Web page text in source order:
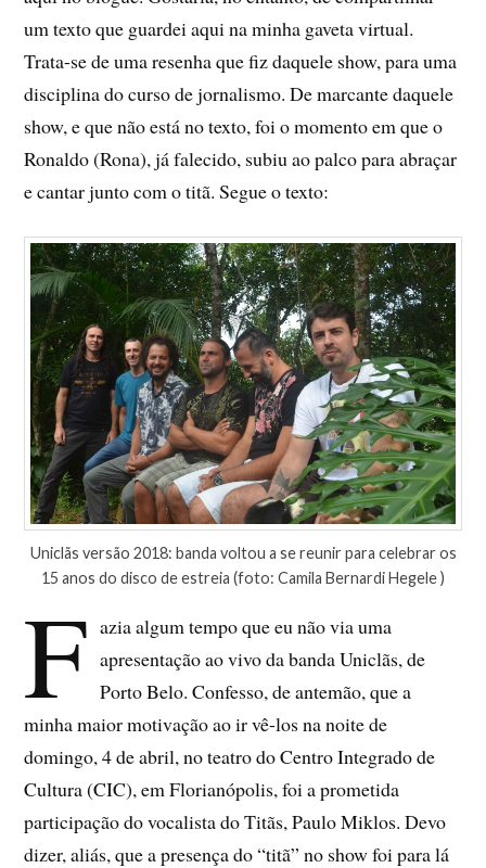
um texto que guardei aqui na minha gaveta virtual.
Trata-se de uma resenha que fiz daquele show, para uma
disciplina do curso de jornalismo. De marcante daquele
show, e que não está no texto, foi o momento em que o
Ronaldo (Rona), já falecido, subiu ao palco para abraçar
e cantar junto com o titã. Segue o texto:
Uniclãs versão 2018: banda voltou a se reunir para celebrar os
15 anos do disco de estreia (foto: Camila Bernardi Hegele )
F azia algum tempo que eu não via uma
apresentação ao vivo da banda Uniclãs, de
Porto Belo. Confesso, de antemão, que a
minha maior motivação ao ir vê-los na noite de
domingo, 4 de abril, no teatro do Centro Integrado de
Cultura (CIC), em Florianópolis, foi a prometida
participação do vocalista do Titãs, Paulo Miklos. Devo
dizer, aliás, que a presença do “titã” no show foi para lá